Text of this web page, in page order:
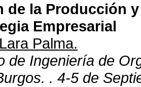
de la Producción
Empresarial
Palma.
de Ingeniería de
. 4-5 de